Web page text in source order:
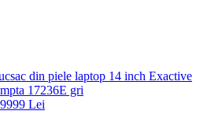
din piele laptop 14 inch Exactive
17236E gri
99 Lei